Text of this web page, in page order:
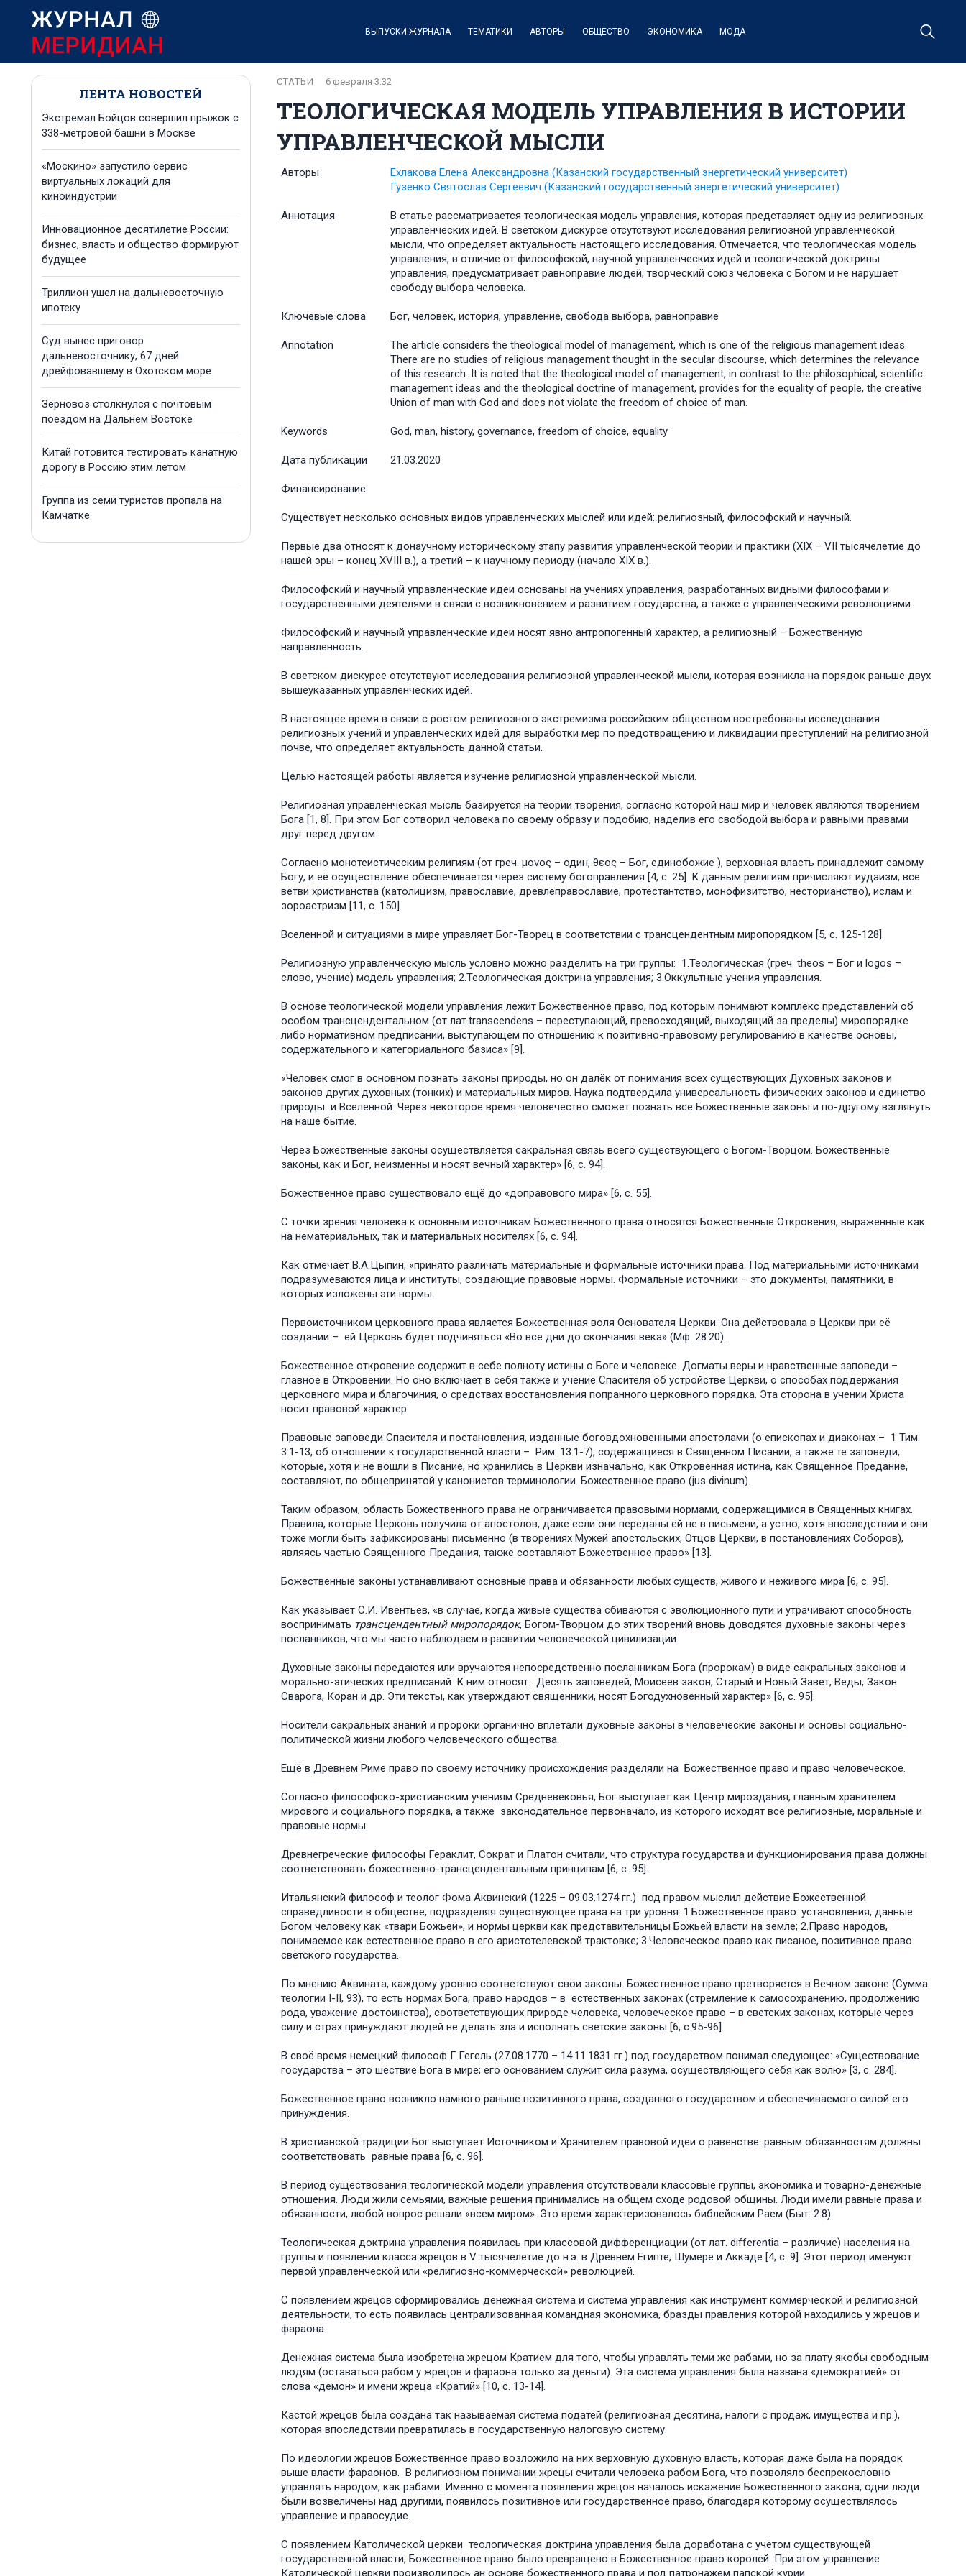
ВЫПУСКИ ЖУРНАЛА ТЕМАТИКИ АВТОРЫ ОБЩЕСТВО ЭКОНОМИКА МОДА
ЛЕНТА НОВОСТЕЙ
Экстремал Бойцов совершил прыжок с
338-метровой башни в Москве
«Москино» запустило сервис
виртуальных локаций для
киноиндустрии
Инновационное десятилетие России:
бизнес, власть и общество формируют
будущее
Триллион ушел на дальневосточную
ипотеку
Суд вынес приговор
дальневосточнику, 67 дней
дрейфовавшему в Охотском море
Зерновоз столкнулся с почтовым
поездом на Дальнем Востоке
Китай готовится тестировать канатную
дорогу в Россию этим летом
Группа из семи туристов пропала на
Камчатке
ТЕОЛОГИЧЕСКАЯ МОДЕЛЬ УПРАВЛЕНИЯ В ИСТОРИИ
УПРАВЛЕНЧЕСКОЙ МЫСЛИ
СТАТЬИ 6 февраля 3:32
Авторы Ехлакова Елена Александровна(Казанский государственный энергетический университет)
Гузенко Святослав Сергеевич(Казанский государственный энергетический университет)
Аннотация
В статье рассматривается теологическая модель управления, которая представляет одну из религиозных
управленческих идей. В светском дискурсе отсутствуют исследования религиозной управленческой
мысли, что определяет актуальность настоящего исследования. Отмечается, что теологическая модель
управления, в отличие от философской, научной управленческих идей и теологической доктрины
управления, предусматривает равноправие людей, творческий союз человека с Богом и не нарушает
свободу выбора человека.
Ключевые слова Бог, человек, история, управление, свобода выбора, равноправие
Annotation
The article considers the theological model of management, which is one of the religious management ideas.
There are no studies of religious management thought in the secular discourse, which determines the relevance
of this research. It is noted that the theological model of management, in contrast to the philosophical, scientific
management ideas and the theological doctrine of management, provides for the equality of people, the creative
Union of man with God and does not violate the freedom of choice of man.
Keywords God, man, history, governance, freedom of choice, equality
Дата публикации 21.03.2020
Финансирование
Существует несколько основных видов управленческих мыслей или идей: религиозный, философский и научный.
Первые два относят к донаучному историческому этапу развития управленческой теории и практики (XIX – VII тысячелетие до
нашей эры – конец XVIII в.), а третий – к научному периоду (начало XIX в.).
Философский и научный управленческие идеи основаны на учениях управления, разработанных видными философами и
государственными деятелями в связи с возникновением и развитием государства, а также с управленческими революциями.
Философский и научный управленческие идеи носят явно антропогенный характер, а религиозный – Божественную
направленность.
В светском дискурсе отсутствуют исследования религиозной управленческой мысли, которая возникла на порядок раньше двух
вышеуказанных управленческих идей.
В настоящее время в связи с ростом религиозного экстремизма российским обществом востребованы исследования
религиозных учений и управленческих идей для выработки мер по предотвращению и ликвидации преступлений на религиозной
почве, что определяет актуальность данной статьи.
Целью настоящей работы является изучение религиозной управленческой мысли.
Религиозная управленческая мысль базируется на теории творения, согласно которой наш мир и человек являются творением
Бога [1, 8]. При этом Бог сотворил человека по своему образу и подобию, наделив его свободой выбора и равными правами
друг перед другом.
Согласно монотеистическим религиям (от греч. μоνος – один, θεоς – Бог, единобожие ), верховная власть принадлежит самому
Богу, и её осуществление обеспечивается через систему богоправления [4, с. 25]. К данным религиям причисляют иудаизм, все
ветви христианства (католицизм, православие, древлеправославие, протестантство, монофизитство, несторианство), ислам и
зороастризм [11, с. 150].
Вселенной и ситуациями в мире управляет Бог-Творец в соответствии с трансцендентным миропорядком [5, с. 125-128].
Религиозную управленческую мысль условно можно разделить на три группы: 1.Теологическая (греч. theos – Бог и logos –
слово, учение) модель управления; 2.Теологическая доктрина управления; 3.Оккультные учения управления.
В основе теологической модели управления лежит Божественное право, под которым понимают комплекс представлений об
особом трансцендентальном (от лат.transcendens – переступающий, превосходящий, выходящий за пределы) миропорядке
либо нормативном предписании, выступающем по отношению к позитивно-правовому регулированию в качестве основы,
содержательного и категориального базиса» [9].
«Человек смог в основном познать законы природы, но он далёк от понимания всех существующих Духовных законов и
законов других духовных (тонких) и материальных миров. Наука подтвердила универсальность физических законов и единство
природы и Вселенной. Через некоторое время человечество сможет познать все Божественные законы и по-другому взглянуть
на наше бытие.
Через Божественные законы осуществляется сакральная связь всего существующего с Богом-Творцом. Божественные
законы, как и Бог, неизменны и носят вечный характер» [6, с. 94].
Божественное право существовало ещё до «доправового мира» [6, с. 55].
С точки зрения человека к основным источникам Божественного права относятся Божественные Откровения, выраженные как
на нематериальных, так и материальных носителях [6, с. 94].
Как отмечает В.А.Цыпин, «принято различать материальные и формальные источники права. Под материальными источниками
подразумеваются лица и институты, создающие правовые нормы. Формальные источники – это документы, памятники, в
которых изложены эти нормы.
Первоисточником церковного права является Божественная воля Основателя Церкви. Она действовала в Церкви при её
создании – ей Церковь будет подчиняться «Во все дни до скончания века» (Мф. 28:20).
Божественное откровение содержит в себе полноту истины о Боге и человеке. Догматы веры и нравственные заповеди –
главное в Откровении. Но оно включает в себя также и учение Спасителя об устройстве Церкви, о способах поддержания
церковного мира и благочиния, о средствах восстановления попранного церковного порядка. Эта сторона в учении Христа
носит правовой характер.
Правовые заповеди Спасителя и постановления, изданные боговдохновенными апостолами (о епископах и диаконах – 1 Тим.
3:1-13, об отношении к государственной власти – Рим. 13:1-7), содержащиеся в Священном Писании, а также те заповеди,
которые, хотя и не вошли в Писание, но хранились в Церкви изначально, как Откровенная истина, как Священное Предание,
составляют, по общепринятой у канонистов терминологии. Божественное право (jus divinum).
Таким образом, область Божественного права не ограничивается правовыми нормами, содержащимися в Священных книгах.
Правила, которые Церковь получила от апостолов, даже если они переданы ей не в письмени, а устно, хотя впоследствии и они
тоже могли быть зафиксированы письменно (в творениях Мужей апостольских, Отцов Церкви, в постановлениях Соборов),
являясь частью Священного Предания, также составляют Божественное право» [13].
Божественные законы устанавливают основные права и обязанности любых существ, живого и неживого мира [6, с. 95].
Как указывает С.И. Ивентьев, «в случае, когда живые существа сбиваются с эволюционного пути и утрачивают способность
воспринимать трансцендентный миропорядок, Богом-Творцом до этих творений вновь доводятся духовные законы через
посланников, что мы часто наблюдаем в развитии человеческой цивилизации.
Духовные законы передаются или вручаются непосредственно посланникам Бога (пророкам) в виде сакральных законов и
морально-этических предписаний. К ним относят: Десять заповедей, Моисеев закон, Старый и Новый Завет, Веды, Закон
Сварога, Коран и др. Эти тексты, как утверждают священники, носят Богодухновенный характер» [6, с. 95].
Носители сакральных знаний и пророки органично вплетали духовные законы в человеческие законы и основы социально-
политической жизни любого человеческого общества.
Ещё в Древнем Риме право по своему источнику происхождения разделяли на Божественное право и право человеческое.
Согласно философско-христианским учениям Средневековья, Бог выступает как Центр мироздания, главным хранителем
мирового и социального порядка, а также законодательное первоначало, из которого исходят все религиозные, моральные и
правовые нормы.
Древнегреческие философы Гераклит, Сократ и Платон считали, что структура государства и функционирования права должны
соответствовать божественно-трансцендентальным принципам [6, с. 95].
Итальянский философ и теолог Фома Аквинский (1225 – 09.03.1274 гг.) под правом мыслил действие Божественной
справедливости в обществе, подразделяя существующее права на три уровня: 1.Божественное право: установления, данные
Богом человеку как «твари Божьей», и нормы церкви как представительницы Божьей власти на земле; 2.Право народов,
понимаемое как естественное право в его аристотелевской трактовке; 3.Человеческое право как писаное, позитивное право
светского государства.
По мнению Аквината, каждому уровню соответствуют свои законы. Божественное право претворяется в Вечном законе (Сумма
теологии I-II, 93), то есть нормах Бога, право народов – в естественных законах (стремление к самосохранению, продолжению
рода, уважение достоинства), соответствующих природе человека, человеческое право – в светских законах, которые через
силу и страх принуждают людей не делать зла и исполнять светские законы [6, с.95-96].
В своё время немецкий философ Г.Гегель (27.08.1770 – 14.11.1831 гг.) под государством понимал следующее: «Существование
государства – это шествие Бога в мире; его основанием служит сила разума, осуществляющего себя как волю» [3, с. 284].
Божественное право возникло намного раньше позитивного права, созданного государством и обеспечиваемого силой его
принуждения.
В христианской традиции Бог выступает Источником и Хранителем правовой идеи о равенстве: равным обязанностям должны
соответствовать равные права [6, с. 96].
В период существования теологической модели управления отсутствовали классовые группы, экономика и товарно-денежные
отношения. Люди жили семьями, важные решения принимались на общем сходе родовой общины. Люди имели равные права и
обязанности, любой вопрос решали «всем миром». Это время характеризовалось библейским Раем (Быт. 2:8).
Теологическая доктрина управления появилась при классовой дифференциации (от лат. differentia – различие) населения на
группы и появлении класса жрецов в V тысячелетие до н.э. в Древнем Египте, Шумере и Аккаде [4, с. 9]. Этот период именуют
первой управленческой или «религиозно-коммерческой» революцией.
С появлением жрецов сформировались денежная система и система управления как инструмент коммерческой и религиозной
деятельности, то есть появилась централизованная командная экономика, бразды правления которой находились у жрецов и
фараона.
Денежная система была изобретена жрецом Кратием для того, чтобы управлять теми же рабами, но за плату якобы свободным
людям (оставаться рабом у жрецов и фараона только за деньги). Эта система управления была названа «демократией» от
слова «демон» и имени жреца «Кратий» [10, с. 13-14].
Кастой жрецов была создана так называемая система податей (религиозная десятина, налоги с продаж, имущества и пр.),
которая впоследствии превратилась в государственную налоговую систему.
По идеологии жрецов Божественное право возложило на них верховную духовную власть, которая даже была на порядок
выше власти фараонов. В религиозном понимании жрецы считали человека рабом Бога, что позволяло беспрекословно
управлять народом, как рабами. Именно с момента появления жрецов началось искажение Божественного закона, одни люди
были возвеличены над другими, появилось позитивное или государственное право, благодаря которому осуществлялось
управление и правосудие.
С появлением Католической церкви теологическая доктрина управления была доработана с учётом существующей
государственной власти, Божественное право было превращено в Божественное право королей. При этом управление
Католической церкви производилось ан основе божественного права и под патронажем папской курии.